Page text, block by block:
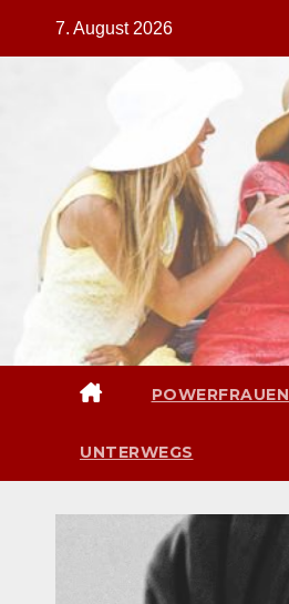
7. August 2026
POWERFRAUEN
UNTERWEGS